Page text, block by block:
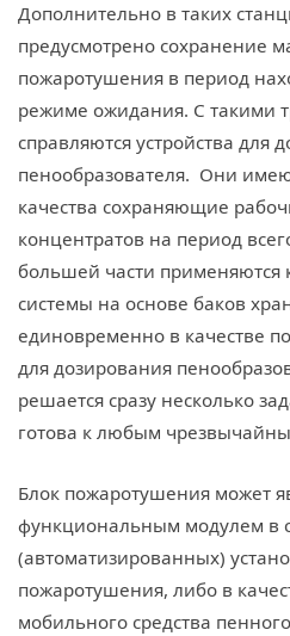
Дополнительно в таких
предусмотрено сохранение
пожаротушения в период
режиме ожидания. С такими
справляются устройства для
пенообразователя. Они
качества сохраняющие
концентратов на период
большей части
системы на основе баков
единовременно в качестве
для дозирования
решается сразу несколько
готова к любым
Блок пожаротушения может
функциональным модулем в
(автоматизированных)
пожаротушения, либо в
мобильного средства